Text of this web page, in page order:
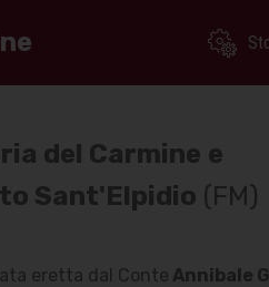
del Carmine e
Sant'Elpidio (FM)
eretta dal Conte Annibale